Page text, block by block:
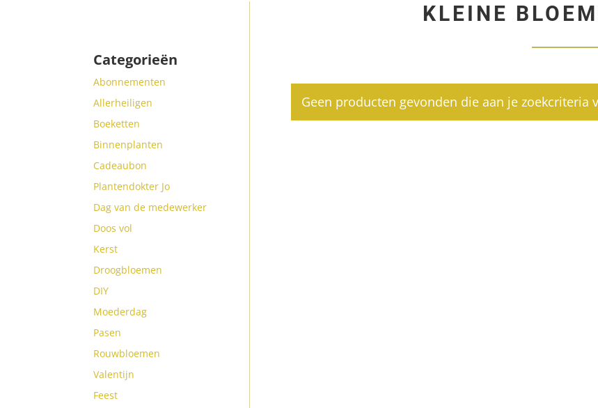
Categorieën
Abonnementen
Allerheiligen
Boeketten
Binnenplanten
Cadeaubon
Plantendokter Jo
Dag van de medewerker
Doos vol
Kerst
Droogbloemen
DIY
Moederdag
Pasen
Rouwbloemen
Valentijn
Feest
KLEINE
Geen producten gevonden die aan je zoekcriteria